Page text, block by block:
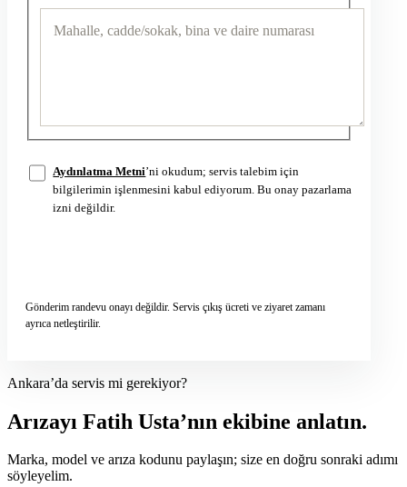
Aydınlatma Metni’ni okudum; servis talebim için
bilgilerimin işlenmesini kabul ediyorum. Bu onay pazarlama
izni değildir.
Gönderim randevu onayı değildir. Servis çıkış ücreti ve ziyaret zamanı
ayrıca netleştirilir.
Ankara’da servis mi gerekiyor?
Arızayı Fatih Usta’nın ekibine anlatın.
Marka, model ve arıza kodunu paylaşın; size en doğru sonraki adımı
söyleyelim.